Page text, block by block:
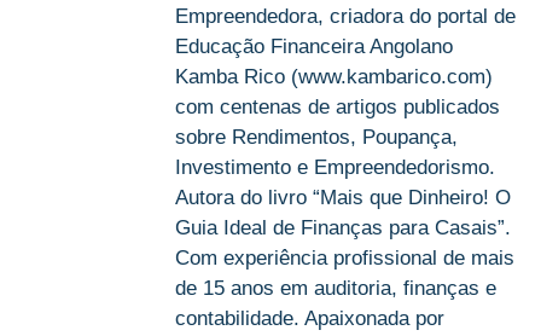
Empreendedora, criadora do portal de
Educação Financeira Angolano
Kamba Rico (www.kambarico.com)
com centenas de artigos publicados
sobre Rendimentos, Poupança,
Investimento e Empreendedorismo.
Autora do livro “Mais que Dinheiro! O
Guia Ideal de Finanças para Casais”.
Com experiência profissional de mais
de 15 anos em auditoria, finanças e
contabilidade. Apaixonada por